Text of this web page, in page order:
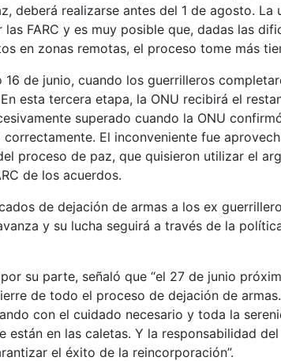
deberá realizarse antes del 1 de agosto. La
FARC y es muy posible que, dadas las
en zonas remotas, el proceso tome más
de junio, cuando los guerrilleros
esta tercera etapa, la ONU recibirá el
superado cuando la ONU
El inconveniente fue
proceso de paz, que quisieron utilizar el
de los acuerdos.
de dejación de armas a los ex
y su lucha seguirá a través de la
su parte, señaló que “el 27 de junio
de todo el proceso de dejación de
con el cuidado necesario y toda la
están en las caletas. Y la responsabilidad
el éxito de la reincorporación”.